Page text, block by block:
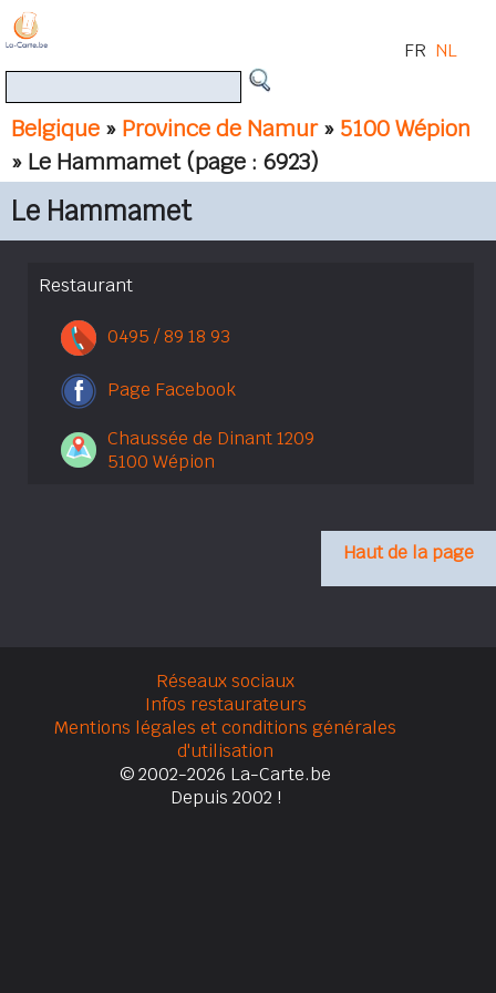
Belgique » Province de Namur» 5100 Wépion
» Le Hammamet (page : 6923)
FR NL
Le Hammamet
Restaurant
0495 / 89 18 93
Page Facebook
Chaussée de Dinant 1209
5100 Wépion
Haut de la page
Réseaux sociaux
Infos restaurateurs
Mentions légales et conditions générales
d'utilisation
© 2002-2026 La-Carte.be
Depuis 2002 !